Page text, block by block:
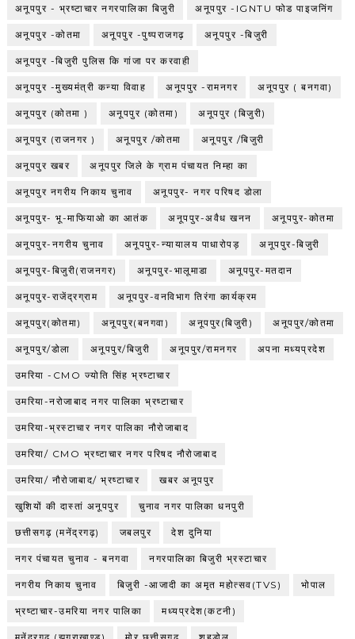
अनूपपुर - भ्रष्टाचार नगरपालिका बिजुरी अनूपपुर -IGNTU फोड पाइजनिंग
अनूपपुर -कोतमा अनूपपुर -पुष्पराजगढ़ अनूपपुर -बिजुरी
अनूपपुर -बिजुरी पुलिस कि गांजा पर करवाही
अनूपपुर -मुख्यमंत्री कन्या विवाह अनूपपुर -रामनगर अनूपपुर ( बनगवा)
अनूपपुर (कोतमा ) अनूपपुर (कोतमा) अनूपपुर (बिजुरी)
अनूपपुर (राजनगर ) अनूपपुर /कोतमा अनूपपुर /बिजुरी
अनूपपुर खबर अनूपपुर जिले के ग्राम पंचायत निम्हा का
अनूपपुर नगरीय निकाय चुनाव अनूपपुर- नगर परिषद डोला
अनूपपुर- भू-माफियाओ का आतंक अनूपपुर-अवैध खनन अनूपपुर-कोतमा
अनूपपुर-नगरीय चुनाव अनूपपुर-न्यायालय पाधारोपड़ अनूपपुर-बिजुरी
अनूपपुर-बिजुरी(राजनगर) अनूपपुर-भालूमाडा अनूपपुर-मतदान
अनूपपुर-राजेंद्रग्राम अनूपपुर-वनविभाग तिरंगा कार्यक्रम
अनूपपुर(कोतमा) अनूपपुर(बनगवा) अनूपपुर(बिजुरी) अनूपपुर/कोतमा
अनूपपुर/डोला अनूपपुर/बिजुरी अनूपपुर/रामनगर अपना मध्यप्रदेश
उमरिया -CMO ज्योति सिंह भ्रष्टाचार
उमरिया-नरोजाबाद नगर पालिका भ्रष्टाचार
उमरिया-भ्रस्टाचार नगर पालिका नौरोजाबाद
उमरिया/ CMO भ्रष्टाचार नगर परिषद नौरोजाबाद
उमरिया/ नौरोजाबाद/ भ्रष्टाचार खबर अनूपपुर
खुशियों की दास्तां अनूपपुर चुनाव नगर पालिका धनपुरी
छत्तीसगढ़ (मनेंद्रगढ़) जबलपुर देश दुनिया
नगर पंचायत चुनाव - बनगवा नगरपालिका बिजुरी भ्रस्टाचार
नगरीय निकाय चुनाव बिजुरी -आजादी का अमृत महोत्सव(TVS) भोपाल
भ्रष्टाचार-उमरिया नगर पालिका मध्यप्रदेश(कटनी)